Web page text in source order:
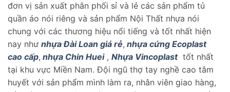
đơn vị sản xuất phân phối sỉ và lẻ các sản phẩm tủ
quần áo nói riêng và sản phẩm Nội Thất nhựa nói
chung với các thương hiệu nổi tiếng và tốt nhất hiện
nay như nhựa Đài Loan giá rẻ, nhựa cứng Ecoplast
cao cấp, nhựa Chin Huei, Nhựa Vincoplasttốt nhất
tại khu vực Miền Nam. Đội ngũ thợ tay nghề cao tâm
huyết với sản phẩm mình làm ra, nhân viên giao hàng,